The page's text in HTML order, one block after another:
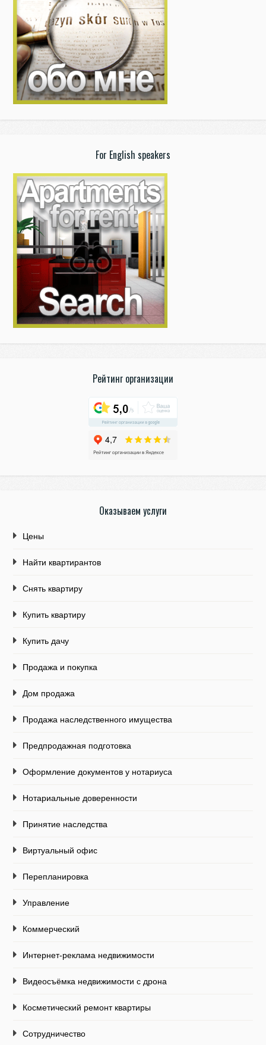
For English speakers
Рейтинг организации
Оказываем услуги
Цены
Найти квартирантов
Снять квартиру
Купить квартиру
Купить дачу
Продажа и покупка
Дом продажа
Продажа наследственного имущества
Предпродажная подготовка
Оформление документов у нотариуса
Нотариальные доверенности
Принятие наследства
Виртуальный офис
Перепланировка
Управление
Коммерческий
Интернет-реклама недвижимости
Видеосъёмка недвижимости с дрона
Косметический ремонт квартиры
Сотрудничество